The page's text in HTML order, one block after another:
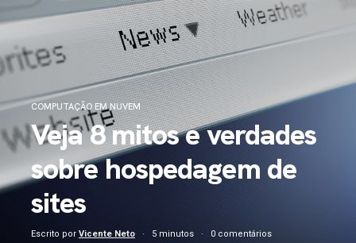
COMPUTAÇÃO EM NUVEM
Veja 8 mitos e verdades
sobre hospedagem de
sites
Escrito por Vicente Neto 5 minutos 0 comentários